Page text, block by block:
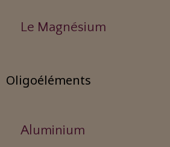
Le Magnésium
Oligoéléments
Aluminium